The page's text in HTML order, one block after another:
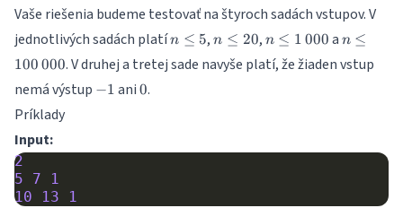
Vaše riešenia budeme testovať na štyroch sadách vstupov. V
jednotlivých sadách platín\leq
n ≤ 5,n\leq
n ≤ 20, n\leq
1\,000
n ≤ 1 000 a n\leq
n ≤
100 000. V druhej a tretej sade navyše platí, že žiaden vstup
nemá výstup -1
−1 ani 0
0.
Príklady
Input:
2
5
7
1
10
13 1